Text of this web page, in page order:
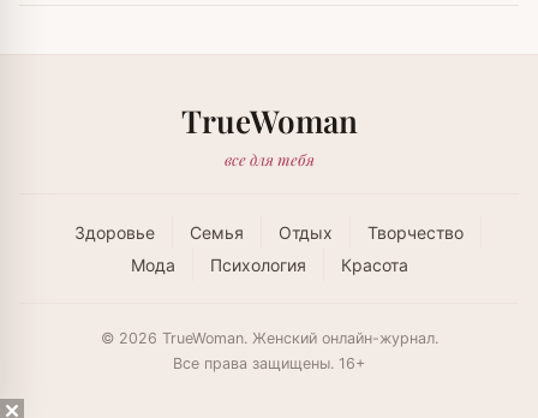
TrueWoman
все для тебя
Здоровье Семья Отдых
Творчество
Мода
Психология Красота
© 2026 TrueWoman. Женский онлайн-журнал.
Все права защищены. 16+